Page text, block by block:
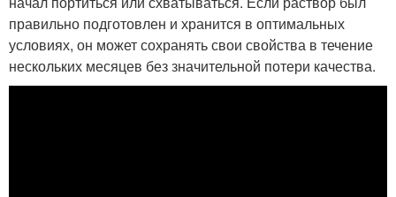
правильно подготовлен и хранится в оптимальных
условиях, он может сохранять свои свойства в течение
нескольких месяцев без значительной потери качества.